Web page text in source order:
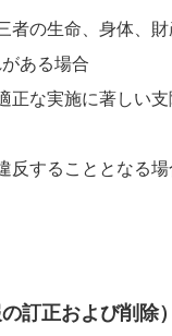
者の生命、身体、
ある場合
正な実施に著しい
反することとなる場
訂正および削除）